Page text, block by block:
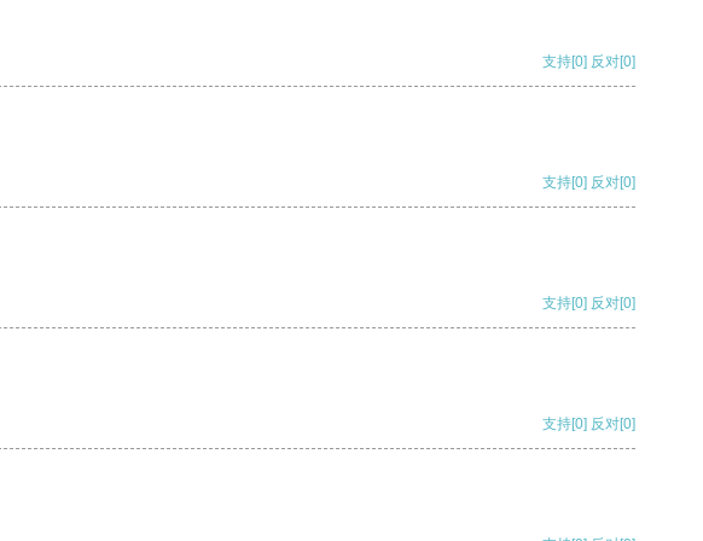
支持[0] 反对[0]
支持[0] 反对[0]
支持[0] 反对[0]
支持[0] 反对[0]